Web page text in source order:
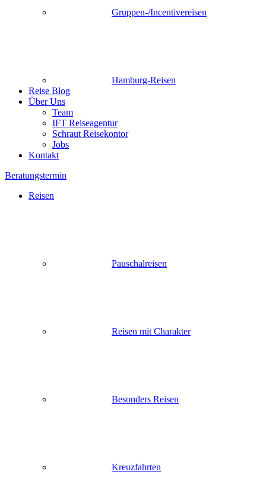
Gruppen-/Incentivereisen
Hamburg-Reisen
Reise Blog
Über Uns
Team
IFT Reiseagentur
Schraut Reisekontor
Jobs
Kontakt
Beratungstermin
Reisen
Pauschalreisen
Reisen mit Charakter
Besonders Reisen
Kreuzfahrten